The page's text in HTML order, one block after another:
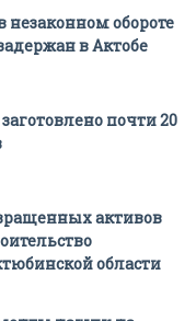
обороте
в Актобе
почти 20
активов
области